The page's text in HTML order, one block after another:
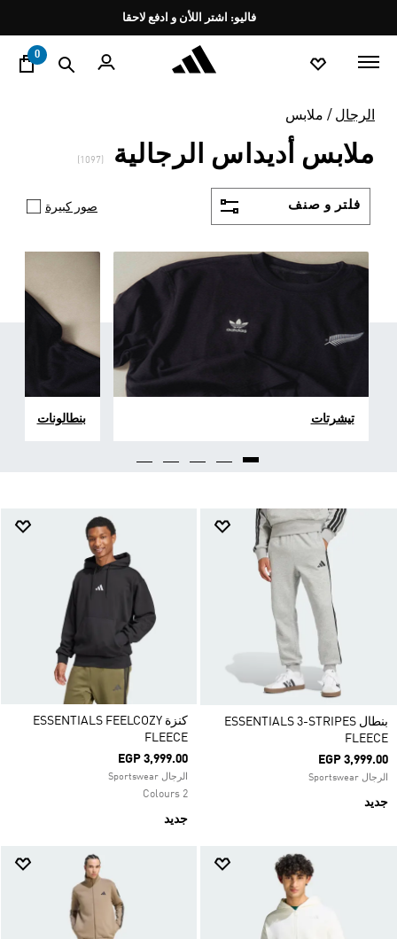
Pause
promotion
rotation
0
الرجال ملابس
ملابس أديداس الرجالية
فلتر و صنف صور كبيرة
تيشرتات بنطالونات
بنطال ESSENTIALS 3-STRIPES
FLEECE
EGP 3,999.00
الرجال Sportswear
جديد
كنزة ESSENTIALS FEELCOZY
FLEECE
EGP 3,999.00
الرجال Sportswear
2 Colours
جديد